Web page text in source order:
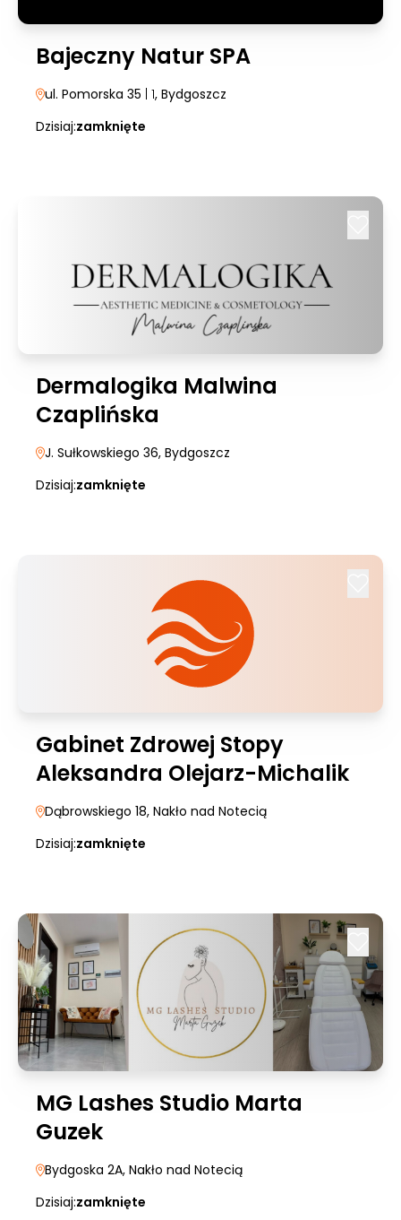
Bajeczny Natur SPA
ul. Pomorska 35 | 1, Bydgoszcz
Dzisiaj:zamknięte
Dermalogika Malwina
Czaplińska
J. Sułkowskiego 36, Bydgoszcz
Dzisiaj:zamknięte
Gabinet Zdrowej Stopy
Aleksandra Olejarz-Michalik
Dąbrowskiego 18, Nakło nad Notecią
Dzisiaj:zamknięte
MG Lashes Studio Marta
Guzek
Bydgoska 2A, Nakło nad Notecią
Dzisiaj:zamknięte